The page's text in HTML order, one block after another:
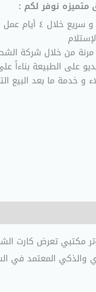
متميزه نوفر لكم :
خلال ٤ أيام عمل
من خلال شركة
على الطبيعة بناءاً
و خدمة ما بعد البيع
والذكي المعتمد في